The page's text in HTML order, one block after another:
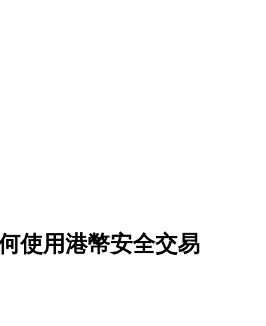
使用港幣安全交易